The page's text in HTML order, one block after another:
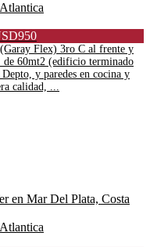
Flex) 3ro C al frente y
de 60mt2 (edificio terminado
y paredes en cocina y
calidad, ...